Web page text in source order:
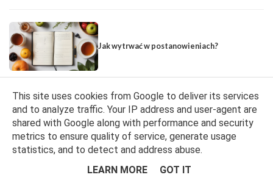
Jak wytrwać w postanowieniach?
Różowy Październik! Obcięłam włosy!
#dajwlos i prosty, darmowy sposób, w który
Ty też możesz pomóc :)
Rzeczy, które warto zrobić w Nowym Roku
This site uses cookies from Google to deliver its services
and to analyze traffic. Your IP address and user-agent are
shared with Google along with performance and security
metrics to ensure quality of service, generate usage
statistics, and to detect and address abuse.
LEARN MORE
GOT IT